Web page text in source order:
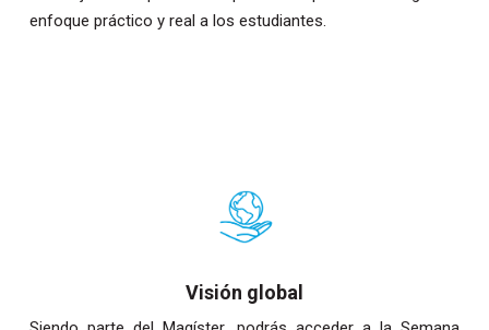
enfoque práctico y real a los estudiantes.
Visión global